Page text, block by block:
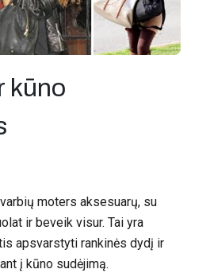
kūno
moters aksesuarų, su
ir beveik visur. Tai yra
apsvarstyti rankinės dydį ir
į kūno sudėjimą.